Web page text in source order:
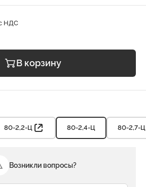
НДС
В корзину
80-2,2-Ц 80-2,4-Ц 80-2,7-Ц
Возникли вопросы?